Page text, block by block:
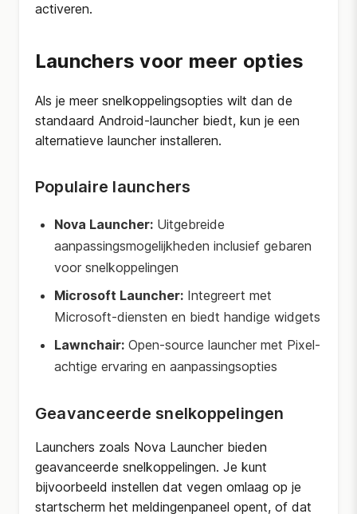
activeren.
Launchers voor meer opties
Als je meer snelkoppelingsopties wilt dan de
standaard Android-launcher biedt, kun je een
alternatieve launcher installeren.
Populaire launchers
Nova Launcher: Uitgebreide
aanpassingsmogelijkheden inclusief gebaren
voor snelkoppelingen
Microsoft Launcher: Integreert met
Microsoft-diensten en biedt handige widgets
Lawnchair: Open-source launcher met Pixel-
achtige ervaring en aanpassingsopties
Geavanceerde snelkoppelingen
Launchers zoals Nova Launcher bieden
geavanceerde snelkoppelingen. Je kunt
bijvoorbeeld instellen dat vegen omlaag op je
startscherm het meldingenpaneel opent, of dat